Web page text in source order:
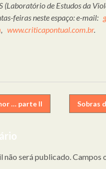
de Estudos da
feiras neste espaço: e-mail:
, www.criticapontual.com.br.
… parte II Sobras
não será publicado.Campos